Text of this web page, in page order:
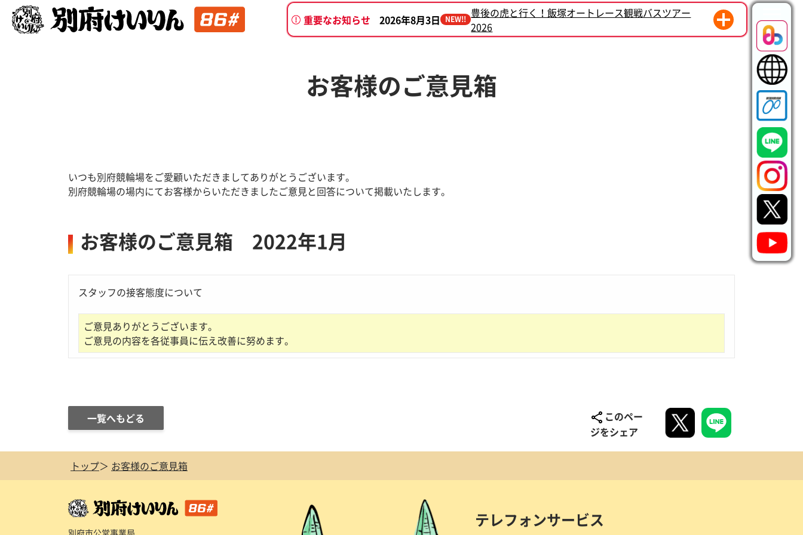
重要なお知らせ 2026年8月3日 NEW!! 豊後の虎と行く！飯塚オートレース観戦バスツアー
2026
お客様のご意見箱
いつも別府競輪場をご愛顧いただきましてありがとうございます。
別府競輪場の場内にてお客様からいただきましたご意見と回答について掲載いたします。
お客様のご意見箱 2022年1月
スタッフの接客態度について
ご意見ありがとうございます。
ご意見の内容を各従事員に伝え改善に努めます。
一覧へもどる
このペー
ジをシェア
トップ お客様のご意見箱
テレフォンサービス